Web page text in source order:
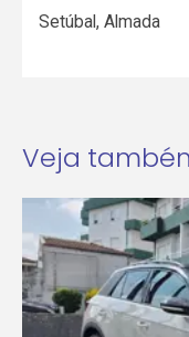
Setúbal,Almada
Veja